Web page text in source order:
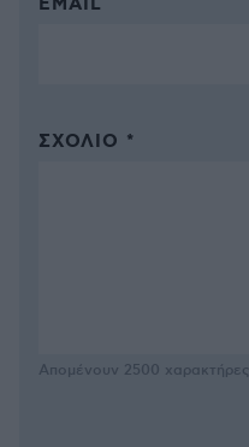
EMAIL
ΣΧΌΛΙΟ *
Απομένουν 2500 χαρακτήρες